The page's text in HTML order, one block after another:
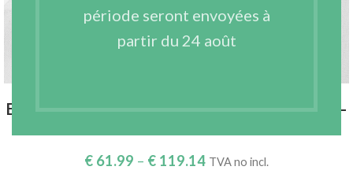
période seront envoyées à
partir du 24 août
ENTOILAGE TISSÉ THERMOCOLLANT RIGIDE –
€ 61.99 – € 119.14 TVA no incl.